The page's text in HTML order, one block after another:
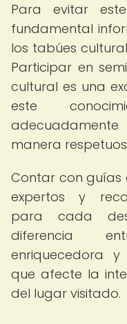
Para evitar
fundamental
los tabúes
Participar en
cultural es una
este
manera
Contar con guías
expertos y
para cada
diferencia
enriquecedora
que afecte la
del lugar visitado.